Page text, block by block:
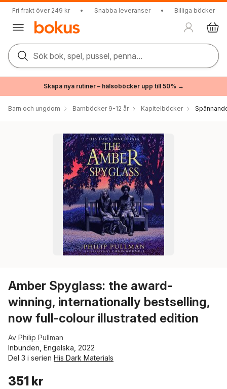
Fri frakt över 249 kr • Snabba leveranser • Billiga böcker
Sök bok, spel, pussel, penna...
Skapa nya rutiner – hälsoböcker upp till 50% →
Barn och ungdom Barnböcker 9-12 år Kapitelböcker
Amber Spyglass: the award-
winning, internationally bestselling,
now full-colour illustrated edition
Av Philip Pullman
Inbunden, Engelska, 2022
Del 3 i serien His Dark Materials
351 kr